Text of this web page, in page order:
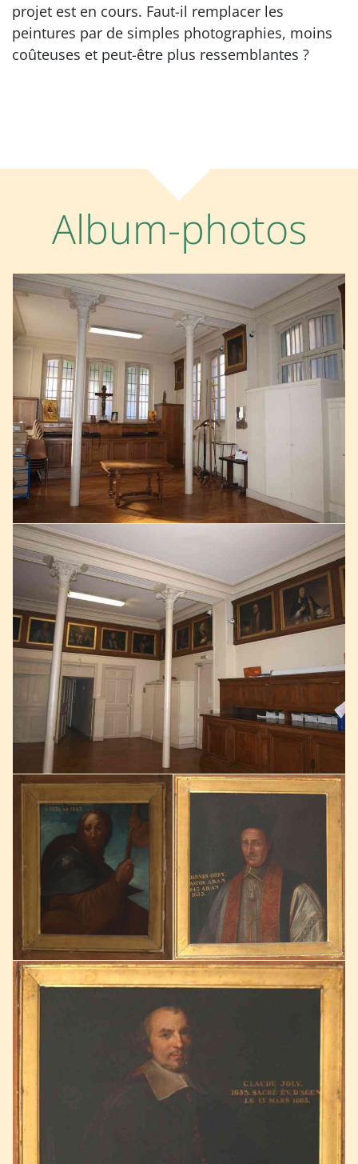
projet est en cours. Faut-il remplacer les
peintures par de simples photographies, moins
coûteuses et peut-être plus ressemblantes ?
Album-photos